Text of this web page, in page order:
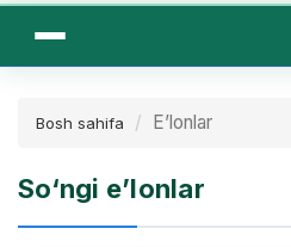
Bosh sahifa E’lonlar
So‘ngi e’lonlar